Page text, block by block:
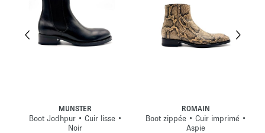
MUNSTER
Boot Jodhpur • Cuir lisse •
Noir
ROMAIN
Boot zippée • Cuir imprimé •
Aspie